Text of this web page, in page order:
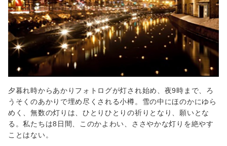
夕暮れ時からあかりフォトログが灯され始め、夜9時まで、ろ
うそくのあかりで埋め尽くされる小樽。雪の中にほのかにゆら
めく、無数の灯りは、ひとりひとりの祈りとなり、願いとな
る。私たちは8日間、このかよわい、ささやかな灯りを絶やす
ことはない。